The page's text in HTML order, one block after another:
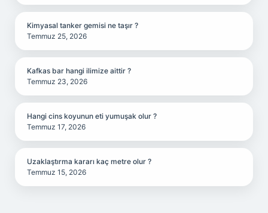
Kimyasal tanker gemisi ne taşır ?
Temmuz 25, 2026
Kafkas bar hangi ilimize aittir ?
Temmuz 23, 2026
Hangi cins koyunun eti yumuşak olur ?
Temmuz 17, 2026
Uzaklaştırma kararı kaç metre olur ?
Temmuz 15, 2026